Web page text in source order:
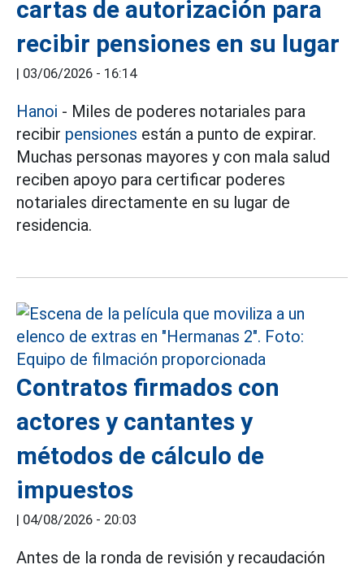
cartas de autorización para
recibir pensiones en su lugar
03/06/2026 - 16:14
Hanoi - Miles de poderes notariales para
recibir pensiones están a punto de expirar.
Muchas personas mayores y con mala salud
reciben apoyo para certificar poderes
notariales directamente en su lugar de
residencia.
Contratos firmados con
actores y cantantes y
métodos de cálculo de
impuestos
04/08/2026 - 20:03
Antes de la ronda de revisión y recaudación